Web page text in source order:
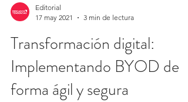
Editorial
17 may 2021
3 min de lectura
Transformación digital:
Implementando BYOD de
forma ágil y segura